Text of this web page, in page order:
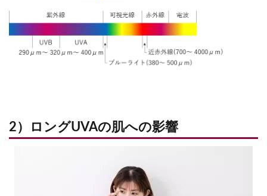
2）ロングUVAの肌への影響